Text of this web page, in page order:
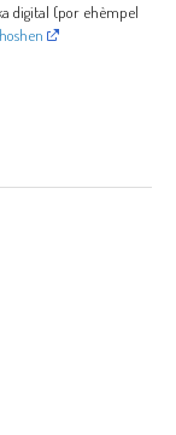
digital (por ehèmpel